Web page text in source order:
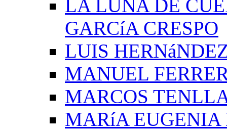
LA LUNA DE
GARCíA CRESPO
LUIS
MANUEL
MARCOS
MARíA EUGENIA